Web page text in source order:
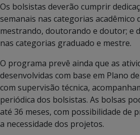
Os bolsistas deverão cumprir
semanais nas categorias acadêmico
mestrando, doutorando e doutor; e
nas categorias graduado e mestre.
O programa prevê ainda que as
desenvolvidas com base em Plano
com supervisão técnica,
periódica dos bolsistas. As bolsas
até 36 meses, com possibilidade de
a necessidade dos projetos.